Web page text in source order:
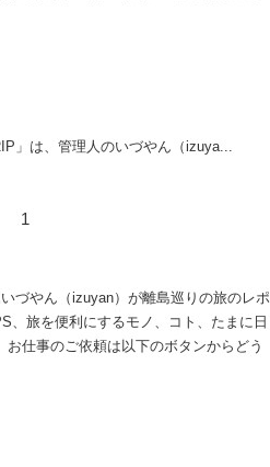
」は、管理人のいづやん（izuya...
1
づやん（izuyan）が離島巡りの旅のレポ
、旅を便利にするモノ、コト、たまに日
仕事のご依頼は以下のボタンからどう